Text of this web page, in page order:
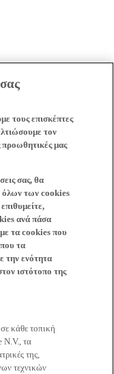
τους επισκέπτες
τον
προωθητικές μας
σας, θα
όλων των cookies
ανά πάσα
με τα cookies που
τα
την ενότητα
ιστότοπο της
κάθε τοπική
N.V., τα
της,
τεχνικών